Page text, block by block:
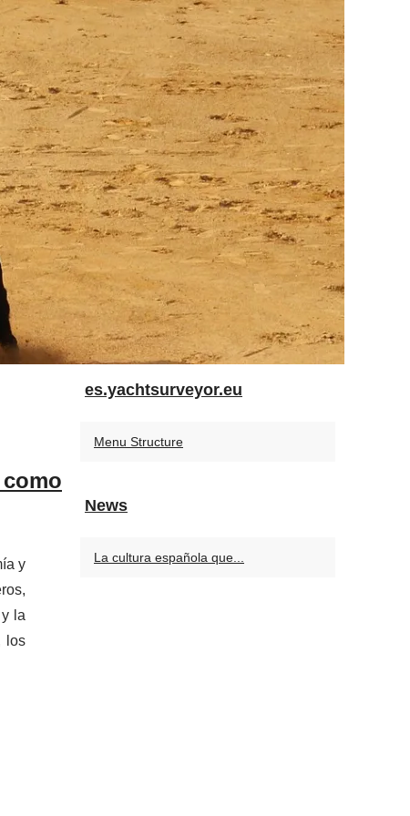
y
la
los
es.yachtsurveyor.eu
Menu Structure
News
La cultura española que...